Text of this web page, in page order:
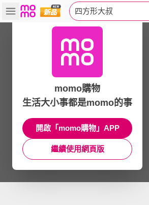
四方形大叔
momo購物
生活大小事都是momo的事
開啟「momo購物」APP
繼續使用網頁版